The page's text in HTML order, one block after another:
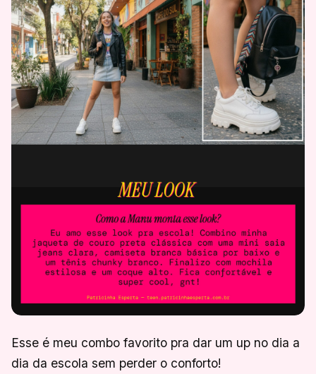
Esse é meu combo favorito pra dar um up no dia a
dia da escola sem perder o conforto!